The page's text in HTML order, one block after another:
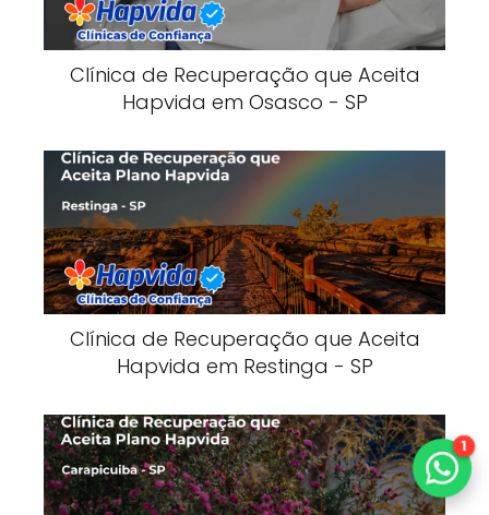
Clínica de Recuperação que Aceita
Hapvida em Osasco - SP
Clínica de Recuperação que Aceita
Hapvida em Restinga - SP
1